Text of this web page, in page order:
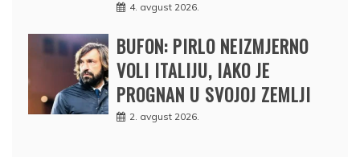
4. avgust 2026.
BUFON: PIRLO NEIZMJERNO
VOLI ITALIJU, IAKO JE
PROGNAN U SVOJOJ ZEMLJI
2. avgust 2026.